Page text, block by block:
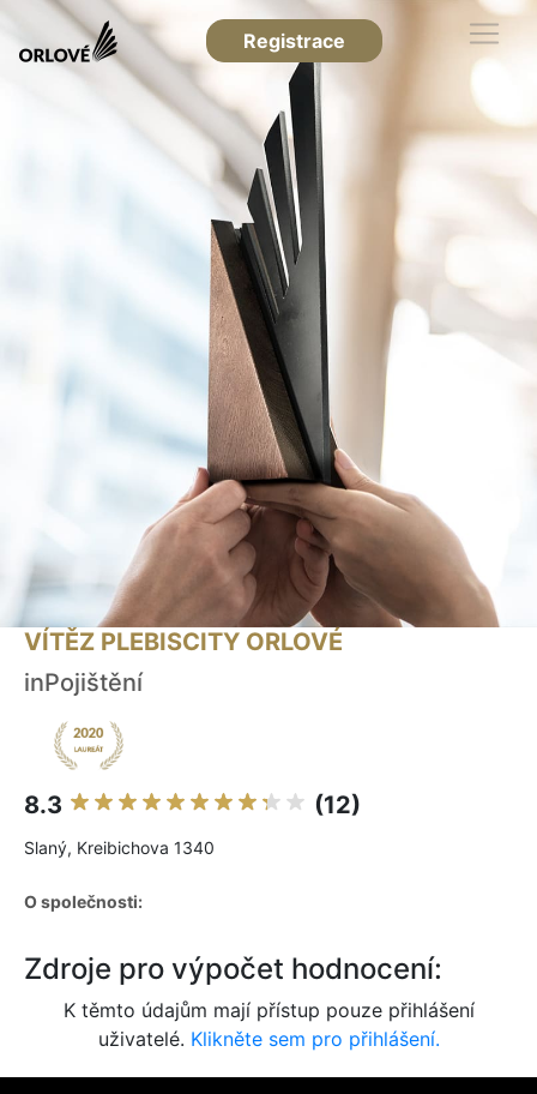
Registrace
VÍTĚZ PLEBISCITY ORLOVÉ
inPojištění
8.3 (12)
Slaný, Kreibichova 1340
O společnosti:
Zdroje pro výpočet hodnocení:
K těmto údajům mají přístup pouze přihlášení
uživatelé. Klikněte sem pro přihlášení.